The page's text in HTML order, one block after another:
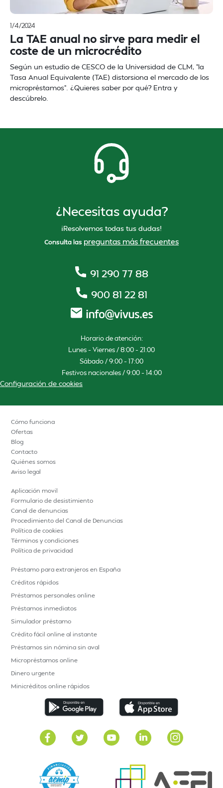
1/4/2024
La TAE anual no sirve para medir el
coste de un microcrédito
Según un estudio de CESCO de la Universidad de CLM, "la
Tasa Anual Equivalente (TAE) distorsiona el mercado de los
micropréstamos". ¿Quieres saber por qué? Entra y
descúbrelo.
¿Necesitas ayuda?
¡Resolvemos todas tus dudas!
Consulta las preguntas más frecuentes
91 290 77 88
900 81 22 81
Horario de atención:
Lunes – Viernes / 8:00 – 21:00
Sábado / 9:00 – 17:00
Festivos nacionales / 9:00 – 14:00
Configuración de cookies
Cómo funciona
Ofertas
Blog
Contacto
Quiénes somos
Aviso legal
Aplicación movil
Formulario de desistimiento
Canal de denuncias
Procedimiento del Canal de Denuncias
Política de cookies
Términos y condiciones
Política de privacidad
Préstamo para extranjeros en España
Créditos rápidos
Préstamos personales online
Préstamos inmediatos
Simulador préstamo
Crédito fácil online al instante
Préstamos sin nómina sin aval
Micropréstamos online
Dinero urgente
Minicréditos online rápidos